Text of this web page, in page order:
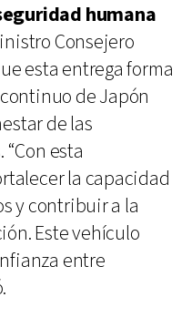
humana
Consejero
esta entrega forma
de Japón
de las
esta
la capacidad
y contribuir a la
Este vehículo
entre